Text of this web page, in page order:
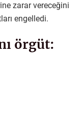
zarar vereceğini
engelledi.
örgüt: